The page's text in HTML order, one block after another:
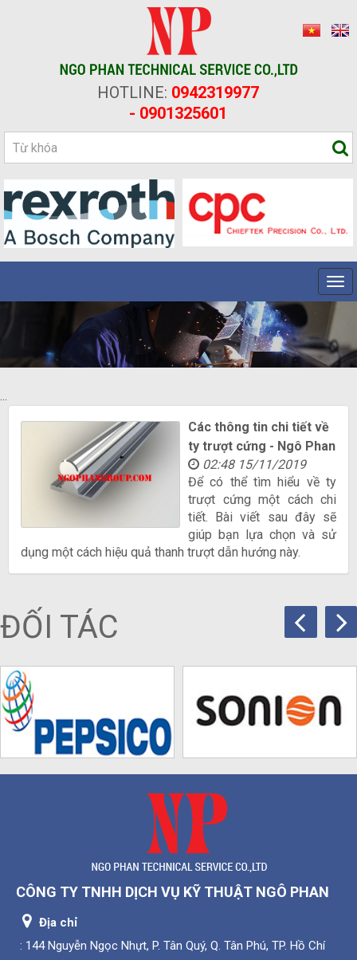
HOTLINE: 0942319977
- 0901325601
...
Các thông tin chi tiết về
ty trượt cứng - Ngô Phan
02:48 15/11/2019
Để có thể tìm hiểu về ty
trượt cứng một cách chi
tiết. Bài viết sau đây sẽ
giúp bạn lựa chọn và sử
dụng một cách hiệu quả thanh trượt dẫn hướng này.
ĐỐI TÁC
CÔNG TY TNHH DỊCH VỤ KỸ THUẬT NGÔ PHAN
Địa chỉ
: 144 Nguyễn Ngọc Nhựt, P. Tân Quý, Q. Tân Phú, TP. Hồ Chí